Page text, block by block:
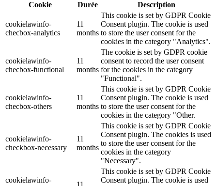
Cookie
Durée Description
cookielawinfo-
checbox-analytics
11
months
This cookie is set by GDPR Cookie
Consent plugin. The cookie is used
to store the user consent for the
cookies in the category "Analytics".
cookielawinfo-
checbox-functional
11
months
The cookie is set by GDPR cookie
consent to record the user consent
for the cookies in the category
"Functional".
cookielawinfo-
checbox-others
11
months
This cookie is set by GDPR Cookie
Consent plugin. The cookie is used
to store the user consent for the
cookies in the category "Other.
cookielawinfo-
checkbox-necessary
11
months
This cookie is set by GDPR Cookie
Consent plugin. The cookies is used
to store the user consent for the
cookies in the category
"Necessary".
cookielawinfo-
This cookie is set by GDPR Cookie
Consent plugin. The cookie is used